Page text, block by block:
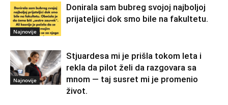
Najnovije
Donirala sam bubreg svojoj najboljoj
prijateljici dok smo bile na fakultetu.
Najnovije
Stjuardesa mi je prišla tokom leta i
rekla da pilot želi da razgovara sa
mnom — taj susret mi je promenio
život.